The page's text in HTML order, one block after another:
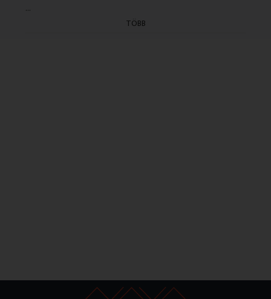
...
TÖBB